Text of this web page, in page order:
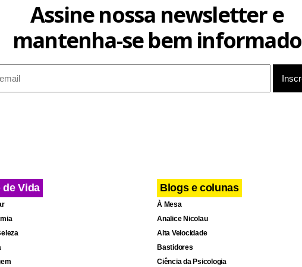
complementou Lula.
Assine nossa newsletter e
mantenha-se bem informado
de Vida Blogs e colunas
À Mesa
Analice Nicolau
Alta Velocidade
Bastidores
Ciência da Psicologia